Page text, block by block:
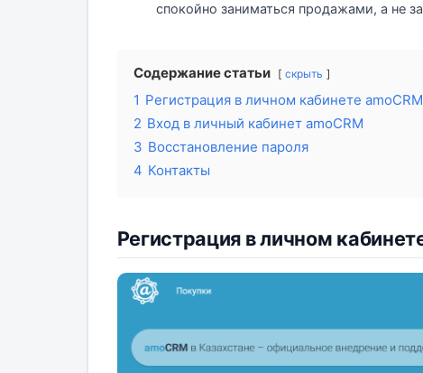
спокойно заниматься продажами, а не
Содержание статьи скрыть
1 Регистрация в личном кабинете amoCRM
2 Вход в личный кабинет amoCRM
3 Восстановление пароля
4 Контакты
Регистрация в личном